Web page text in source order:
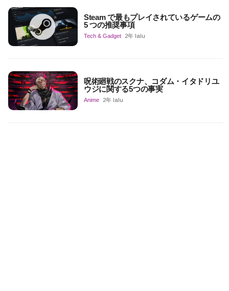
Steam で最もプレイされているゲームの
5 つの推奨事項
Tech & Gadget 2年 lalu
呪術廻戦のスクナ、コダム・イタドリユ
ウジに関する5つの事実
Anime 2年 lalu